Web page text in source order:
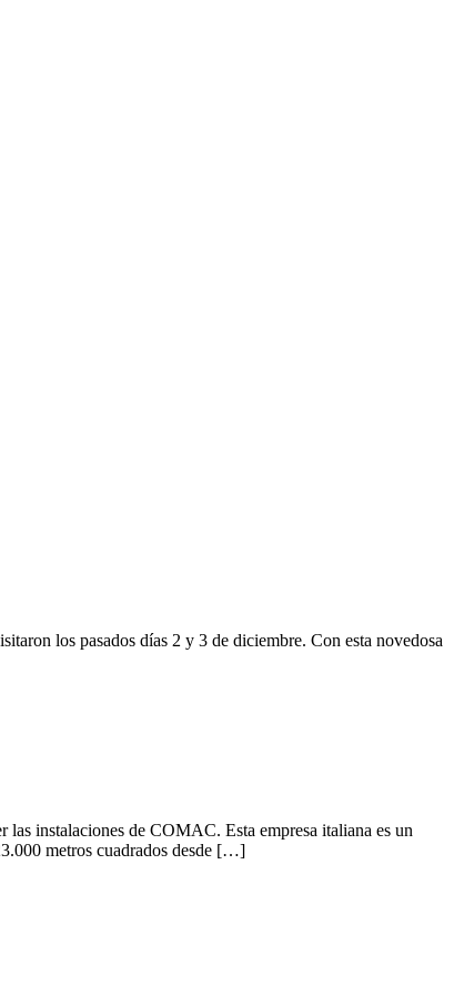
los pasados días 2 y 3 de diciembre. Con esta novedosa
instalaciones de COMAC. Esta empresa italiana es un
metros cuadrados desde […]